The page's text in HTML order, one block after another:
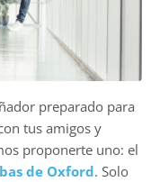
preparado para
tus amigos y
proponerte uno: el
de Oxford. Solo